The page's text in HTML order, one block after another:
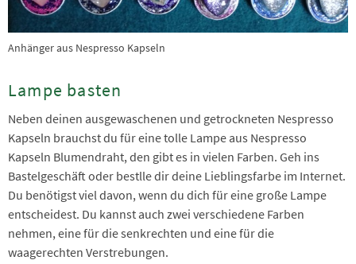
Anhänger aus Nespresso Kapseln
Lampe basten
Neben deinen ausgewaschenen und getrockneten Nespresso
Kapseln brauchst du für eine tolle Lampe aus Nespresso
Kapseln Blumendraht, den gibt es in vielen Farben. Geh ins
Bastelgeschäft oder bestlle dir deine Lieblingsfarbe im Internet.
Du benötigst viel davon, wenn du dich für eine große Lampe
entscheidest. Du kannst auch zwei verschiedene Farben
nehmen, eine für die senkrechten und eine für die
waagerechten Verstrebungen.